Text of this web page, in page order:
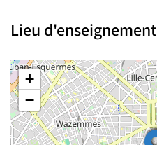
Lieu d'enseignement
+
−